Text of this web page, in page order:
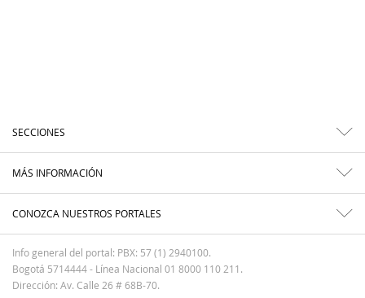
SECCIONES
MÁS INFORMACIÓN
CONOZCA NUESTROS PORTALES
Info general del portal: PBX: 57 (1) 2940100.
Bogotá 5714444 - Línea Nacional 01 8000 110 211.
Dirección: Av. Calle 26 # 68B-70.